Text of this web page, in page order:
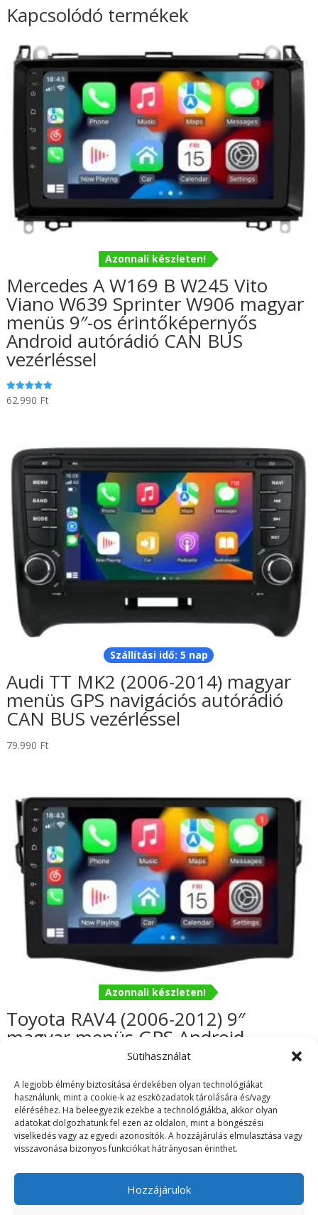
Sütihasználat
A legjobb élmény biztosítása érdekében olyan technológiákat
használunk, mint a cookie-k az eszközadatok tárolására és/vagy
eléréséhez. Ha beleegyezik ezekbe a technológiákba, akkor olyan
adatokat dolgozhatunk fel ezen az oldalon, mint a böngészési
viselkedés vagy az egyedi azonosítók. A hozzájárulás elmulasztása vagy
visszavonása bizonyos funkciókat hátrányosan érinthet.
Hozzájárulok
Kapcsolódó termékek
Azonnali készleten!
Mercedes A W169 B W245 Vito
Viano W639 Sprinter W906 magyar
menüs 9″-os érintőképernyős
Android autórádió CAN BUS
vezérléssel
Értékelés:
5.00
62.990 Ft
Szállítási idő: 5 nap
Audi TT MK2 (2006-2014) magyar
menüs GPS navigációs autórádió
CAN BUS vezérléssel
79.990 Ft
Azonnali készleten!
Toyota RAV4 (2006-2012) 9″
magyar menüs GPS Android
autórádió gyári helyére
62.990Ft
ÁSZF
Adatvédelmi irányelvek
Visszaküldés/Garancia
Szállítási információk